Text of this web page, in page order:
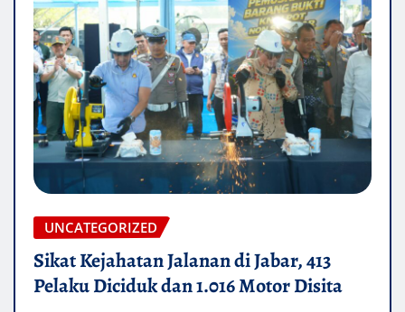
UNCATEGORIZED
Sikat Kejahatan Jalanan di Jabar, 413
Pelaku Diciduk dan 1.016 Motor Disita